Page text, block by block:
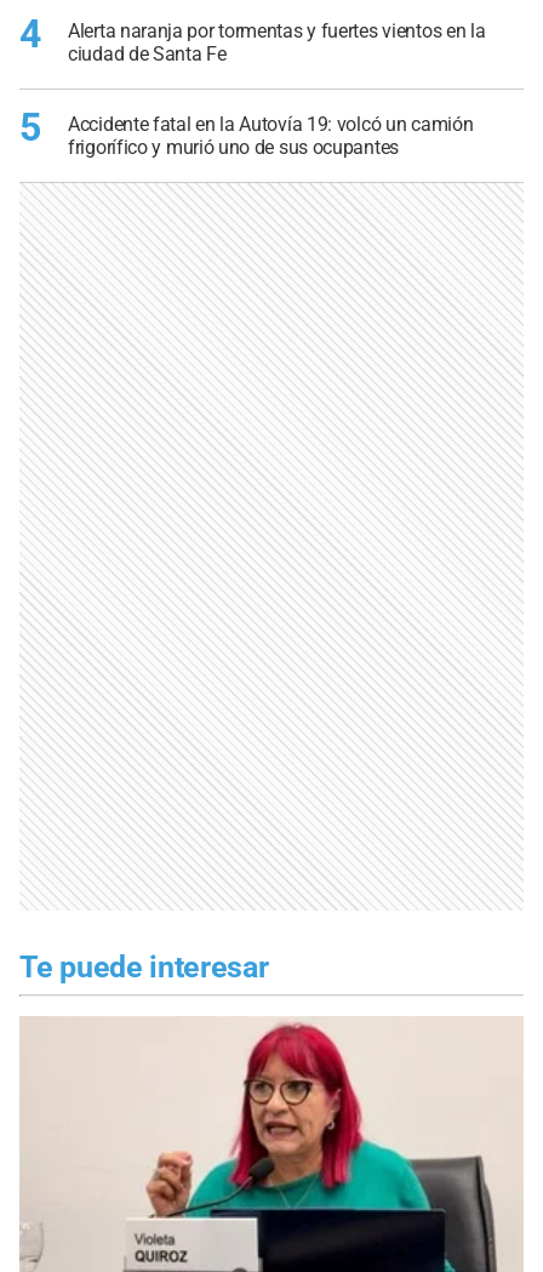
4
Alerta naranja por tormentas y fuertes vientos en la
ciudad de Santa Fe
5
Accidente fatal en la Autovía 19: volcó un camión
frigorífico y murió uno de sus ocupantes
Te puede interesar